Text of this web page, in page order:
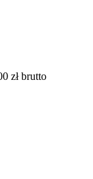
zł brutto